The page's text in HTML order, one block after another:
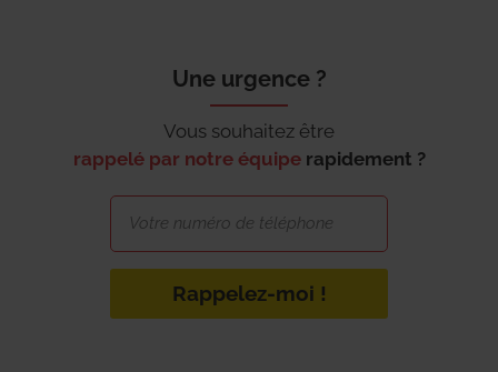
Une urgence ?
Vous souhaitez être
rappelé par notre équipe rapidement ?
Rappelez-moi !